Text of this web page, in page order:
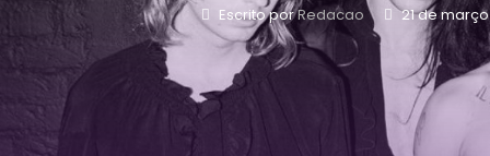
Escrito porRedacao 21 de